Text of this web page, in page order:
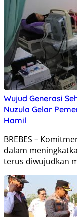
Wujud Generasi
Nuzula Gelar
Hamil
BREBES –
dalam
terus diwujudkan